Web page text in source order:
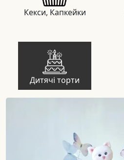
Кекси, Капкейки
Дитячі торти